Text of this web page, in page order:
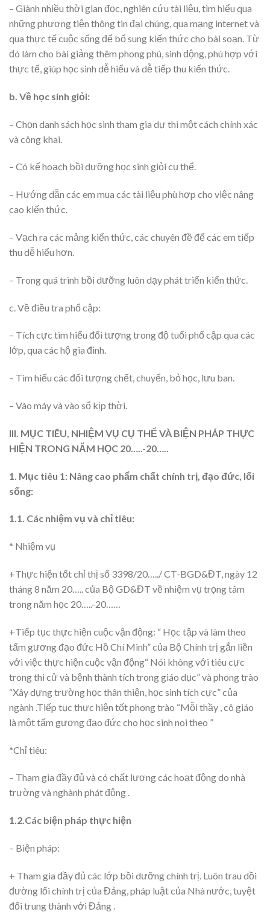
– Giành nhiều thời gian đọc, nghiên cứu tài liệu, tìm hiểu qua
những phương tiện thông tin đại chúng, qua mạng internet và
qua thực tế cuộc sống để bổ sung kiến thức cho bài soạn. Từ
đó làm cho bài giảng thêm phong phú, sinh động, phù hợp với
thực tế, giúp học sinh dễ hiểu và dễ tiếp thu kiến thức.
b. Về học sinh giỏi:
– Chọn danh sách học sinh tham gia dự thi một cách chính xác
và công khai.
– Có kế hoạch bồi dưỡng học sinh giỏi cụ thể.
– Hướng dẫn các em mua các tài liệu phù hợp cho việc nâng
cao kiến thức.
– Vạch ra các mảng kiến thức, các chuyên đề để các em tiếp
thu dễ hiểu hơn.
– Trong quá trình bồi dưỡng luôn dạy phát triển kiến thức.
c. Về điều tra phổ cập:
– Tích cực tìm hiểu đối tượng trong độ tuổi phổ cập qua các
lớp, qua các hộ gia đình.
– Tìm hiểu các đối tượng chết, chuyển, bỏ học, lưu ban.
– Vào máy và vào sổ kịp thời.
III. MỤC TIÊU, NHIỆM VỤ CỤ THỂ VÀ BIỆN PHÁP THỰC
HIỆN TRONG NĂM HỌC 20…..-20…..
1. Mục tiêu 1: Nâng cao phẩm chất chính trị, đạo đức, lối
sống:
1.1. Các nhiệm vụ và chỉ tiêu:
* Nhiệm vụ
+Thực hiện tốt chỉ thị số 3398/20…../ CT-BGD&ĐT, ngày 12
tháng 8 năm 20….. của Bộ GD&ĐT về nhiệm vụ trọng tâm
trong năm học 20…..-20……
+Tiếp tục thực hiện cuộc vận động: “ Học tập và làm theo
tấm gương đạo đức Hồ Chí Minh” của Bộ Chính trị gắn liền
với việc thực hiện cuộc vận động“ Nói không với tiêu cực
trong thi cử và bệnh thành tích trong giáo dục” và phong trào
“Xây dựng trường học thân thiện, học sinh tích cực” của
ngành .Tiếp tục thực hiện tốt phong trào “Mỗi thầy , cô giáo
là một tấm gương đạo đức cho học sinh noi theo ”
*Chỉ tiêu:
– Tham gia đầy đủ và có chất lượng các hoạt động do nhà
trường và nghành phát động .
1.2.Các biện pháp thực hiện
– Biện pháp:
+ Tham gia đầy đủ các lớp bồi dưỡng chính trị. Luôn trau dồi
đường lối chính trị của Đảng, pháp luật của Nhà nước, tuyệt
đối trung thành với Đảng .